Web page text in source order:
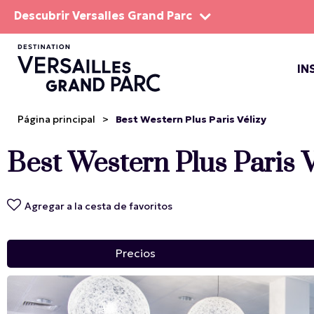
Descubrir Versalles Grand Parc
Página principal > Best Western Plus Paris Vélizy
Best Western Plus Paris
Agregar a la cesta de favoritos
Precios